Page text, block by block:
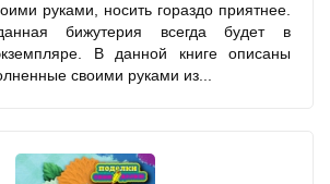
руками, носить гораздо приятнее.
бижутерия всегда будет в
В данной книге описаны
своими руками из...